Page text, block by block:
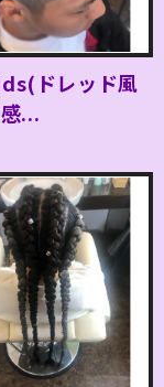
ドレッド風
...